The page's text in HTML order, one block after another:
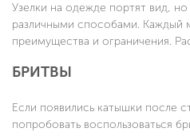
Узелки на одежде портят вид,
различными способами. Каждый
преимущества и ограничения.
БРИТВЫ
Если появились катышки после
попробовать воспользоваться